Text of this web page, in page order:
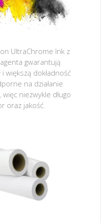
UltraChrome Ink z
gwarantują
większą dokładność
na działanie
niezwykle długo
oraz jakość.